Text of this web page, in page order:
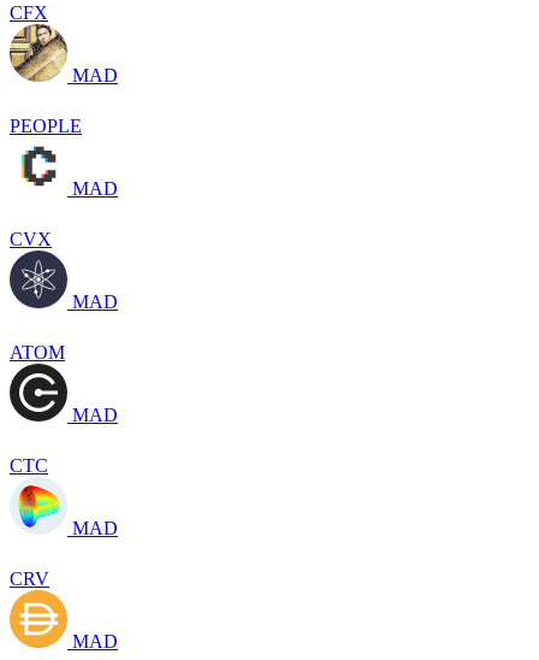
CFX
MAD
PEOPLE
MAD
CVX
MAD
ATOM
MAD
CTC
MAD
CRV
MAD